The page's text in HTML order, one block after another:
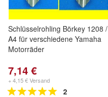
Schlüsselrohling Börkey 1208 /
A4 für verschiedene Yamaha
Motorräder
7,14 €
+ 4,15 € Versand
2